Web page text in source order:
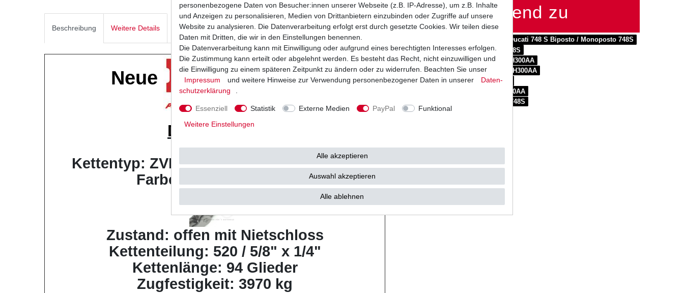
Beschreibung Weitere Details
Neue Kette
D.I.D X-Ring
Musterbild
Kettentyp: ZVM-X super verstärkt X-Ring
Farbe: stahl (schwarz)
Zustand: offen mit Nietschloss
Kettenteilung: 520 / 5/8" x 1/4"
Kettenlänge: 94 Glieder
Zugfestigkeit: 3970 kg
passend zu
Ducati 748 S Biposto / Monoposto 748S
Ducati 748 SP Sport Production 748S
Ducati 748 SPS Sport Production H300AA
Ducati 748 S Biposto / Monoposto H300AA
Ducati 748 Strada Biposto H300AA
Ducati 748 R Sport Production H300AA
Ducati 748 SPS Sport Production 748S
personenbezogene Daten von Besucher:innen unserer Webseite (z.B. IP-Adresse), um z.B. Inhalte
und Anzeigen zu personalisieren, Medien von Drittanbietern einzubinden oder Zugriffe auf unsere
Website zu analysieren. Die Datenverarbeitung erfolgt erst durch gesetzte Cookies. Wir teilen diese
Daten mit Dritten, die wir in den Einstellungen benennen.
Die Datenverarbeitung kann mit Einwilligung oder aufgrund eines berechtigten Interesses erfolgen.
Die Zustimmung kann erteilt oder abgelehnt werden. Es besteht das Recht, nicht einzuwilligen und
die Einwilligung zu einem späteren Zeitpunkt zu ändern oder zu widerrufen. Beachten Sie unser
Impressum
und weitere Hinweise zur Verwendung personenbezogener Daten in unserer
Daten­
schutz­erklärung
Essenziell Statistik Externe Medien PayPal
Funktional
Weitere Einstellungen
Alle akzeptieren
Auswahl akzeptieren
Alle ablehnen